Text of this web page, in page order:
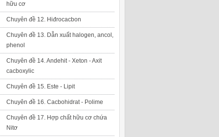
hữu cơ
Chuyên đề 12. Hiđrocacbon
Chuyên đề 13. Dẫn xuất halogen, ancol,
phenol
Chuyên đề 14. Andehit - Xeton - Axit
cacboxylic
Chuyên đề 15. Este - Lipit
Chuyên đề 16. Cacbohidrat - Polime
Chuyên đề 17. Hợp chất hữu cơ chứa
Nitơ